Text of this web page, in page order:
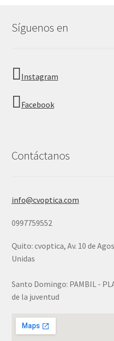
Síguenos en
Instagram
Facebook
Contáctanos
info@cvoptica.com
0997759552
Quito: cvoptica, Av. 10 de
Unidas
Santo Domingo: PAMBIL -
de la juventud